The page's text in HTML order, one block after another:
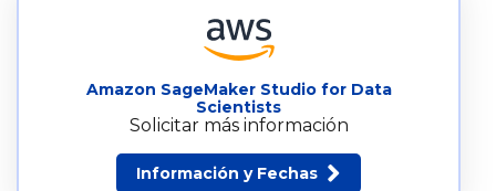
Amazon SageMaker Studio for Data
Scientists
Solicitar más información
Información y Fechas